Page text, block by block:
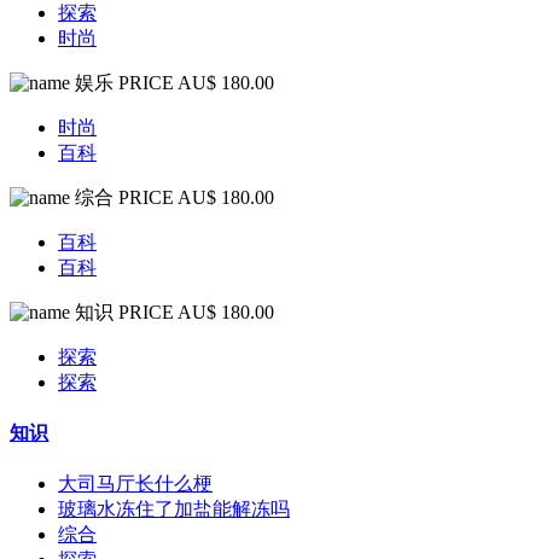
探索
时尚
娱乐 PRICE AU$ 180.00
时尚
百科
综合 PRICE AU$ 180.00
百科
百科
知识 PRICE AU$ 180.00
探索
探索
知识
大司马厅长什么梗
玻璃水冻住了加盐能解冻吗
综合